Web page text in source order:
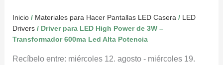
Inicio/ Materiales para Hacer Pantallas LED Casera/ LED
Drivers/ Driver para LED High Power de 3W –
Transformador 600ma Led Alta Potencia
Recíbelo entre: miércoles 12. agosto - miércoles 19.